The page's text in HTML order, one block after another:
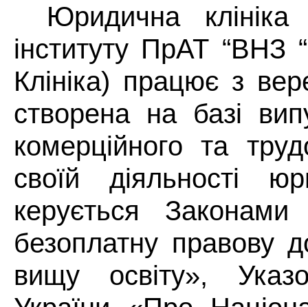
Юридична клініка
інституту ПрАТ
Клініка) працює з
створена на базі
комерційного та
своїй діяльності
керується
безоплатну правову
вищу освіту»,